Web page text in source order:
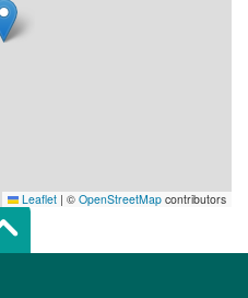
Leaflet | © OpenStreetMap contributors
Scroll top of